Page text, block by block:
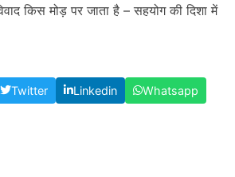
किस मोड़ पर जाता है – सहयोग की दिशा में
Twitter Linkedin
Whatsapp